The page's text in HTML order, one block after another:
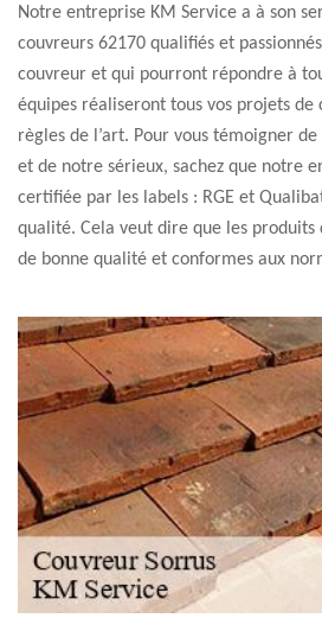
Notre entreprise KM Service a à son
couvreurs 62170 qualifiés et
couvreur et qui pourront répondre à
équipes réaliseront tous vos projets de
règles de l’art. Pour vous témoigner
et de notre sérieux, sachez que notre
certifiée par les labels : RGE et
qualité. Cela veut dire que les produits
de bonne qualité et conformes aux